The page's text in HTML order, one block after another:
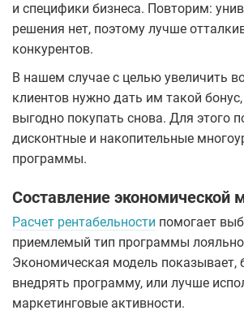
и специфики бизнеса. Повторим:
решения нет, поэтому лучше
конкурентов.
В нашем случае с целью увеличить
клиентов нужно дать им такой
выгодно покупать снова. Для этого
дисконтные и накопительные
программы.
Составление экономической
Расчет рентабельности помогает
приемлемый тип программы
Экономическая модель показывает,
внедрять программу, или лучше
маркетинговые активности.